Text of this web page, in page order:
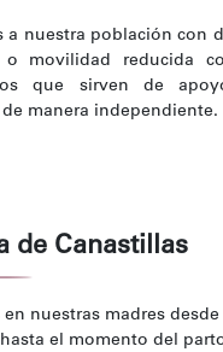
a nuestra población con
o movilidad reducida
que sirven de
manera independiente.
de Canastillas
en nuestras madres
el momento del